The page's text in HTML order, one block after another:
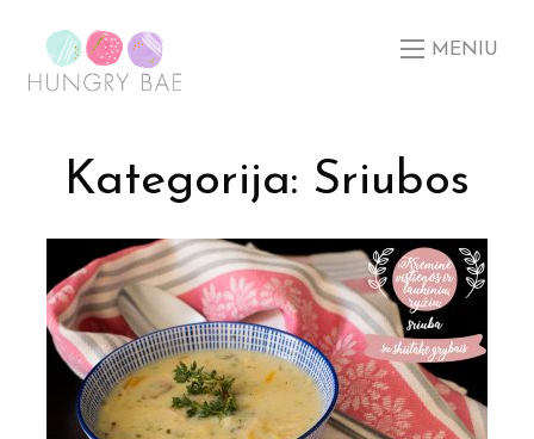
MENIU
Kategorija: Sriubos